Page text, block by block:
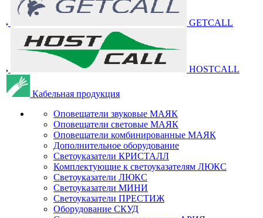
GETCALL
HOSTCALL
Кабельная продукция
Оповещатели звуковые МАЯК
Оповещатели световые МАЯК
Оповещатели комбинированные МАЯК
Дополнительное оборудование
Светоуказатели КРИСТАЛЛ
Комплектующие к светоуказателям ЛЮКС
Светоуказатели ЛЮКС
Светоуказатели МИНИ
Светоуказатели ПРЕСТИЖ
Оборудование СКУД